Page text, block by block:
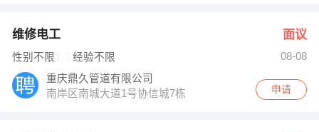
维修电工 面议
性别不限 经验不限
08-08
重庆鼎久管道有限公司
南岸区南城大道1号协信城7栋
申请